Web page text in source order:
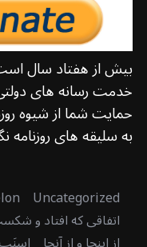
بیش از هفتاد سال است
خدمت رسانه های
حمایت شما از شیوه
به سلیقه های روزنامه
Uncategorized
اتفاقی که افتاد و